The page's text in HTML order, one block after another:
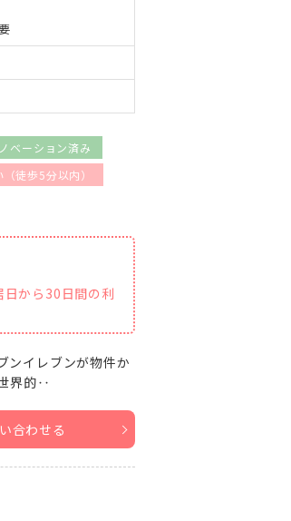
ベーション済み
徒歩5分以内）
から30日間の利
ンイレブンが物件か
界的‥
合わせる